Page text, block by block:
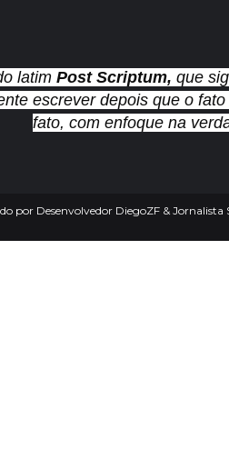
latim Post Scriptum, que
escrever depois que o
fato, com enfoque na
por Desenvolvedor DiegoZF & Jornalista